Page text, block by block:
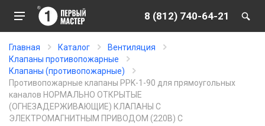
8 (812) 740-64-21
Главная Каталог
Вентиляция
Клапаны противопожарные
Клапаны (противопожарные)
Противопожарные клапаны PPK-1-90 для прямоугольных
каналов НОРМАЛЬНО ОТКРЫТЫЕ
(ОГНЕЗАДЕРЖИВАЮЩИЕ) КЛАПАНЫ С
ЭЛЕКТРОМАГНИТНЫМ ПРИВОДОМ (220В) С